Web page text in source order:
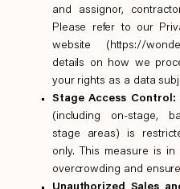
and assignor,
Please refer to our
website ( https://
details on how we
your rights as a data
Stage Access Control:
(including on-stage,
stage areas) is
only. This measure is
overcrowding and